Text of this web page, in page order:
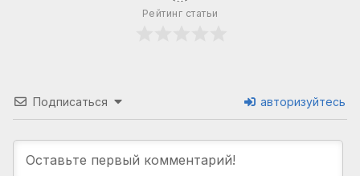
Рейтинг статьи
Подписаться авторизуйтесь